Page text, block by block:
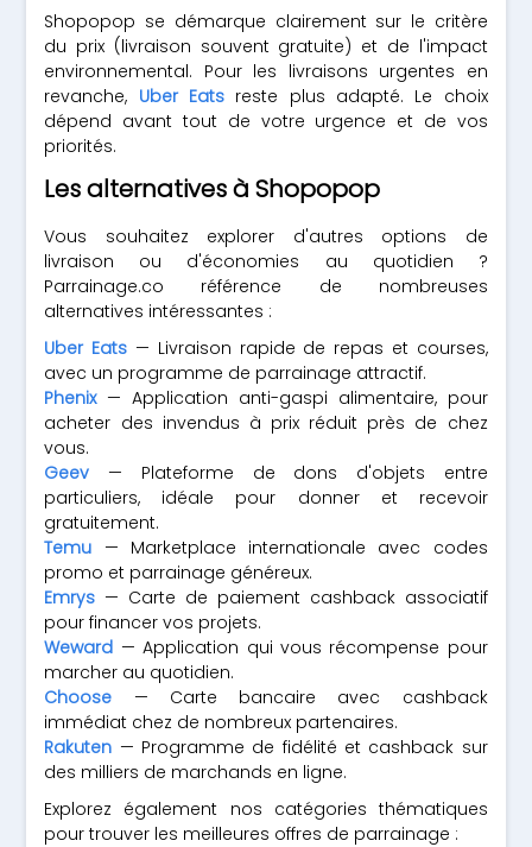
Shopopop se démarque clairement sur le critère
du prix (livraison souvent gratuite) et de l'impact
environnemental. Pour les livraisons urgentes en
revanche, Uber Eats reste plus adapté. Le choix
dépend avant tout de votre urgence et de vos
priorités.
Les alternatives à Shopopop
Vous souhaitez explorer d'autres options de
livraison ou d'économies au quotidien ?
Parrainage.co référence de nombreuses
alternatives intéressantes :
Uber Eats — Livraison rapide de repas et courses,
avec un programme de parrainage attractif.
Phenix— Application anti-gaspi alimentaire, pour
acheter des invendus à prix réduit près de chez
vous.
Geev — Plateforme de dons d'objets entre
particuliers, idéale pour donner et recevoir
gratuitement.
Temu — Marketplace internationale avec codes
promo et parrainage généreux.
Emrys — Carte de paiement cashback associatif
pour financer vos projets.
Weward — Application qui vous récompense pour
marcher au quotidien.
Choose — Carte bancaire avec cashback
immédiat chez de nombreux partenaires.
Rakuten — Programme de fidélité et cashback sur
des milliers de marchands en ligne.
Explorez également nos catégories thématiques
pour trouver les meilleures offres de parrainage :